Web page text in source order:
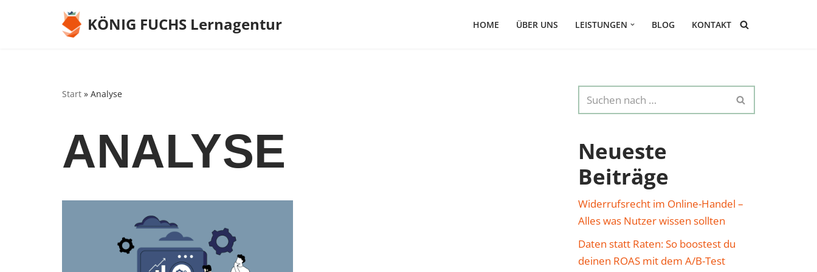
KÖNIG FUCHS Lernagentur HOME ÜBER UNS LEISTUNGEN BLOG KONTAKT
Start » Analyse
ANALYSE
Neueste
Beiträge
Widerrufsrecht im Online-Handel –
Alles was Nutzer wissen sollten
Daten statt Raten: So boostest du
deinen ROAS mit dem A/B-Test